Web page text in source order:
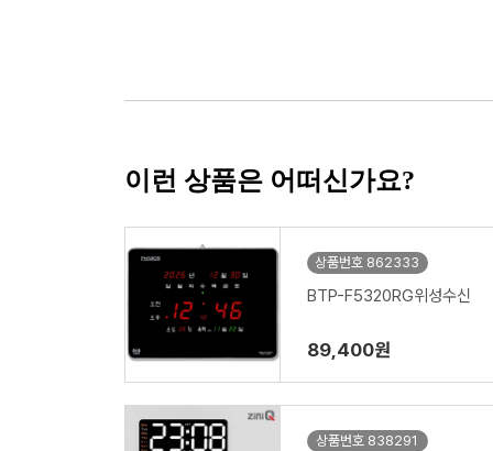
이런 상품은 어떠신가요?
상품번호 862333
BTP-F5320RG위성수신
89,400원
상품번호 838291